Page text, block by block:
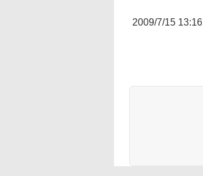
2009/7/15 13:16